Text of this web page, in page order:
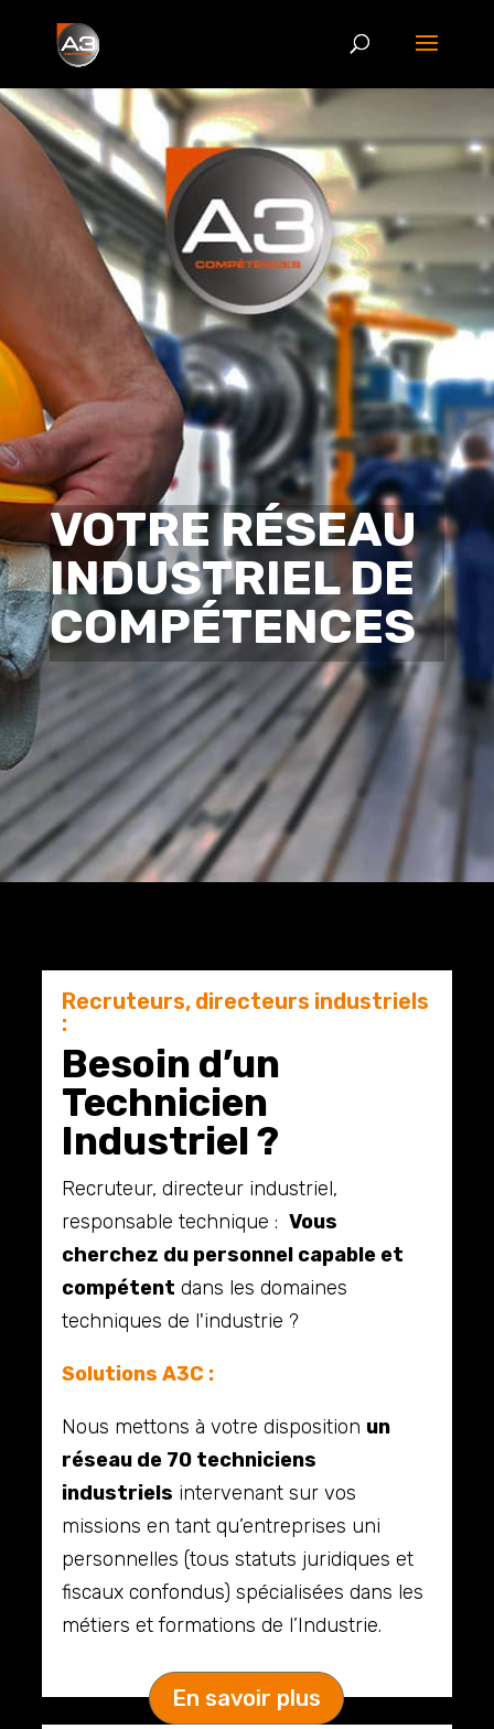
VOTRE RÉSEAU
INDUSTRIEL DE
COMPÉTENCES
Recruteurs, directeurs industriels
:
Besoin d’un
Technicien
Industriel ?
Recruteur, directeur industriel,
responsable technique :Vous
cherchez du personnel capable et
compétent dans les domaines
techniques de l'industrie ?
Solutions A3C :
Nous mettons à votre disposition un
réseau de 70 techniciens
industriels intervenant sur vos
missions en tant qu’entreprises uni
personnelles (tous statuts juridiques et
fiscaux confondus) spécialisées dans les
métiers et formations de l’Industrie.
En savoir plus